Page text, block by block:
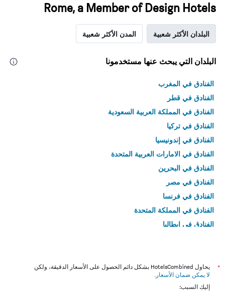
Rome, a Member of Design Hotels
البلدان الأكثر شعبية المدن الأكثر شعبية
البلدان التي يبحث عنها مستخدمونا
الفنادق في المغرب
الفنادق في قطر
الفنادق في المملكة العربية السعودية
الفنادق في تركيا
الفنادق في إندونيسيا
الفنادق في الامارات العربية المتحدة
الفنادق في البحرين
الفنادق في مصر
الفنادق في فرنسا
الفنادق في المملكة المتحدة
الفنادق في إيطاليا
*
يحاول HotelsCombined بشكل دائم الحصول على الأسعار الدقيقة، ولكن
لا يمكن ضمان الأسعار .
إليك السبب: